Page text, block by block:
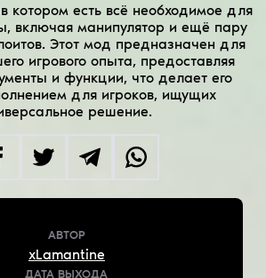
котором есть всё необходимое для
включая манипулятор и ещё пару
Этот мод предназначен для
игрового опыта, предоставляя
и функции, что делает его
для игроков, ищущих
решение.
АВТОР
xLamantine
ДАТА ВЫХОДА